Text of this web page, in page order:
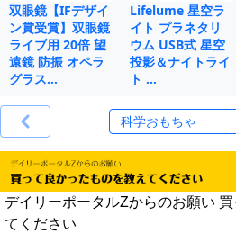
双眼鏡【IFデザイ
ン賞受賞】双眼鏡
ライブ用 20倍 望
遠鏡 防振 オペラ
グラス…
Lifelume 星空ラ
イト プラネタリ
ウム USB式 星空
投影＆ナイトライ
ト …
デイリーポータルZからのお願い
てください